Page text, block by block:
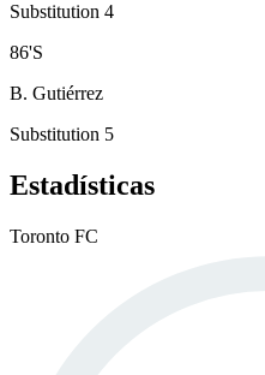
Substitution 4
86'S
B. Gutiérrez
Substitution 5
Estadísticas
Toronto FC